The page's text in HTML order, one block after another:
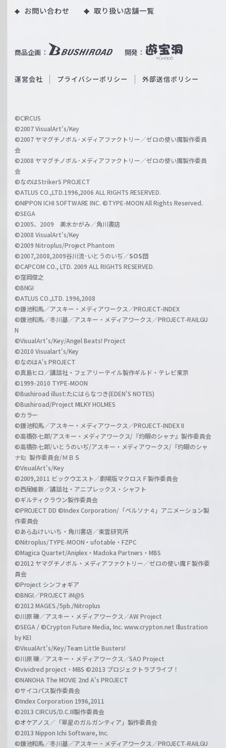
W
ß
c
a
r
z
商品企画： 開発：
u
b
O
i
l
h
a
n
l
お問い合わせ 取り扱い店舗一覧
運営会社 プライバシーポリシー 外部送信ポリシー
©CIRCUS
©2007 VisualArt's/Key
©2007 ヤマグチノボル･メディアファクトリー／ゼロの使い魔製作委員
会
©2008 ヤマグチノボル･メディアファクトリー／ゼロの使い魔製作委員
会
©なのはStrikerS PROJECT
©ATLUS CO.,LTD.1996,2006 ALL RIGHTS RESERVED.
©NIPPON ICHI SOFTWARE INC. ©TYPE-MOON All Rights Reserved.
©SEGA
©2005、2009 美水かがみ／角川書店
©2008 VisualArt's/Key
©2009 Nitroplus/Project Phantom
©2007,2008,2009谷川流･いとうのいぢ／SOS団
©CAPCOM CO., LTD. 2009 ALL RIGHTS RESERVED.
©窪岡俊之
©BNGI
©ATLUS CO.,LTD. 1996,2008
©鎌池和馬／アスキー・メディアワークス／PROJECT-INDEX
©鎌池和馬／冬川基／アスキー・メディアワークス／PROJECT-RAILGU
N
©VisualArt's/Key/Angel Beats! Project
©2010 Visualart's/Key
©なのはA's PROJECT
©真島ヒロ／講談社・フェアリーテイル製作ギルド・テレビ東京
©1999-2010 TYPE-MOON
©Bushiroad illust:たにはらなつき(EDEN'S NOTES)
©Bushiroad/Project MILKY HOLMES
©カラー
©鎌池和馬／アスキー・メディアワークス／PROJECT-INDEX II
©高橋弥七郎/アスキー・メディアワークス/『灼眼のシャナ』製作委員会
©高橋弥七郎/いとうのいぢ/アスキー・メディアワークス/『灼眼のシャ
ナII』製作委員会/ＭＢＳ
©VisualArt's/Key
©2009,2011 ビックウエスト／劇場版マクロスＦ製作委員会
©西尾維新／講談社・アニプレックス・シャフト
©ギルティクラウン製作委員会
©PROJECT DD ©Index Corporation/「ペルソナ４」アニメーション製
作委員会
©あらゐけいいち・角川書店／東雲研究所
©Nitroplus/TYPE-MOON・ufotable・FZPC
©Magica Quartet/Aniplex・Madoka Partners・MBS
©2012 ヤマグチノボル・メディアファクトリー／ゼロの使い魔Ｆ製作委
員会
©Project シンフォギア
©BNGI／PROJECT iM@S
©2012 MAGES./5pb./Nitroplus
©川原 礫／アスキー・メディアワークス／AW Project
©SEGA / ©Crypton Future Media, Inc. www.crypton.net Illustration
by KEI
©VisualArt's/Key/Team Little Busters!
©川原 礫／アスキー・メディアワークス／SAO Project
©vividred project・MBS ©2013 プロジェクトラブライブ！
©NANOHA The MOVIE 2nd A's PROJECT
©サイコパス製作委員会
©Index Corporation 1996,2011
©2013 CIRCUS/D.C.III製作委員会
©オケアノス／「翠星のガルガンティア」製作委員会
©2013 Nippon Ichi Software, Inc.
©鎌池和馬／冬川基／アスキー・メディアワークス／PROJECT-RAILGU